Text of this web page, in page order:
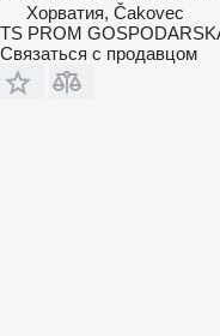
Хорватия, Čakovec
TS PROM
Связаться с продавцом